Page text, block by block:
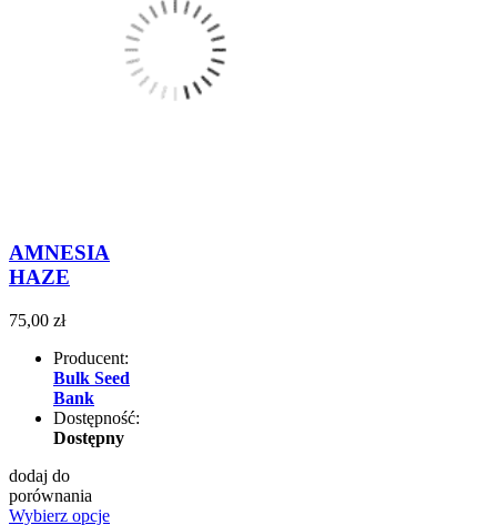
AMNESIA
HAZE
75,00 zł
Producent:
Bulk Seed
Bank
Dostępność:
Dostępny
dodaj do
porównania
Wybierz opcje